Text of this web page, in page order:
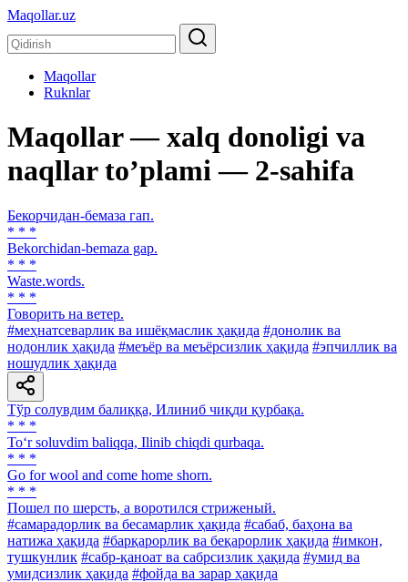
Maqollar.uz
Maqollar
Ruknlar
Maqollar — xalq donoligi va
naqllar toʼplami — 2-sahifa
Бекорчидан-бемаза гап.
* * *
Bekorchidan-bemaza gap.
* * *
Waste.words.
* * *
Говорить на ветер.
#меҳнатсеварлик ва ишёқмаслик ҳақида #донолик ва
нодонлик ҳақида #меъёр ва меъёрсизлик ҳақида #эпчиллик ва
ношудлик ҳақида
Тўр солувдим балиққа, Илиниб чиқди қурбақа.
* * *
To‘r soluvdim baliqqa, Ilinib chiqdi qurbaqa.
* * *
Go for wool and come home shorn.
* * *
Пошел по шерсть, а воротился стриженый.
#самарадорлик ва бесамарлик ҳақида #сабаб, баҳона ва
натижа ҳақида #барқарорлик ва беқарорлик ҳақида #имкон,
тушкунлик #сабр-қаноат ва сабрсизлик ҳақида #умид ва
умидсизлик ҳақида #фойда ва зарар ҳақида